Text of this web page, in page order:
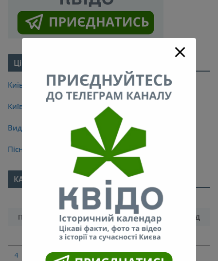
Цікаве про Київ
Київські легенди
Київські мости
Видатні кияни
Пісні про Київ
КАЛЕНДАР
Травень 2020
ПН
СР ЧТ ПТ СБ НД
1 2
4 5 6 7 8 9